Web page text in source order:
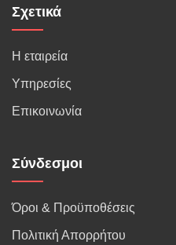
Σχετικά
Η εταιρεία
Υπηρεσίες
Επικοινωνία
Σύνδεσμοι
Όροι & Προϋποθέσεις
Πολιτική Απορρήτου